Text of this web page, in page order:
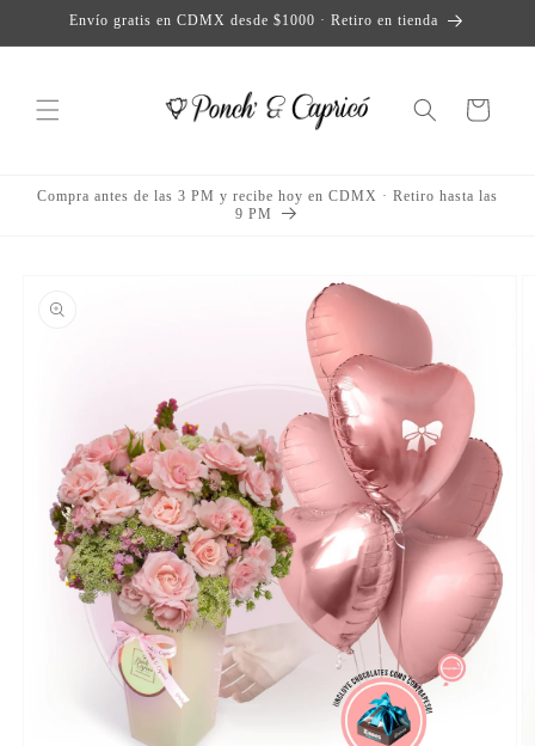
passer
au
Envío gratis en CDMX desde $1000 · Retiro en tienda
Panier
Compra antes de las 3 PM y recibe hoy en CDMX · Retiro hasta las
9 PM
produits